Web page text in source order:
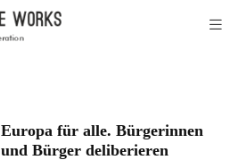
Europa für alle. Bürgerinnen
und Bürger deliberieren